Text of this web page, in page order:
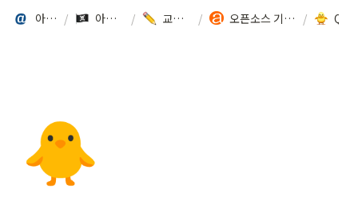
아카이브랩 / 아카이브 툴킷 / 교육 프로그램 / 오픈소스 기록시스템 워크숍 | AtoM (2024-5. 아르코예술기록원) /
🐥